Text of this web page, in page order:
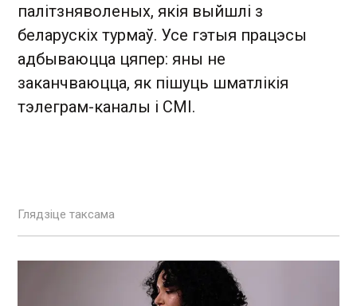
палітзняволеных, якія выйшлі з
беларускіх турмаў. Усе гэтыя працэсы
адбываюцца цяпер: яны не
заканчваюцца, як пішуць шматлікія
тэлеграм-каналы і СМІ.
Глядзіце таксама